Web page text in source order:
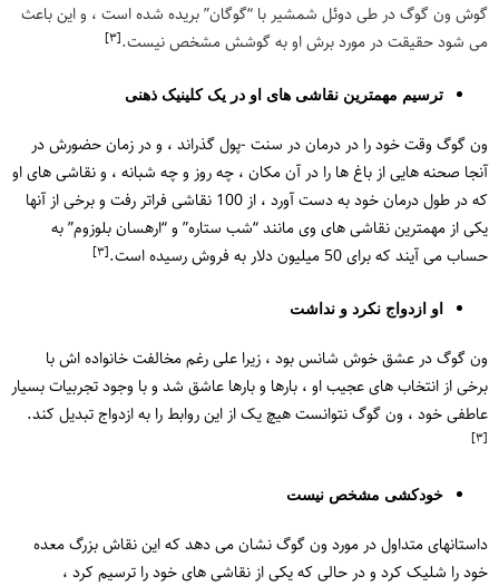
گوش ون گوگ در طی دوئل شمشیر با “گوگان” بریده شده است ، و این باعث
می شود حقیقت در مورد برش او به گوشش مشخص نیست.[٣]
ترسیم مهمترین نقاشی های او در یک کلینیک ذهنی
ون گوگ وقت خود را در درمان در سنت -پول گذراند ، و در زمان حضورش در
آنجا صحنه هایی از باغ ها را در آن مکان ، چه روز و چه شبانه ، و نقاشی های او
که در طول درمان خود به دست آورد ، از 100 نقاشی فراتر رفت و برخی از آنها
یکی از مهمترین نقاشی های وی مانند “شب ستاره” و “ارهسان بلوزوم” به
حساب می آیند که برای 50 میلیون دلار به فروش رسیده است.
[٣]
او ازدواج نکرد و نداشت
ون گوگ در عشق خوش شانس بود ، زیرا علی رغم مخالفت خانواده اش با
برخی از انتخاب های عجیب او ، بارها و بارها عاشق شد و با وجود تجربیات بسیار
عاطفی خود ، ون گوگ نتوانست هیچ یک از این روابط را به ازدواج تبدیل کند.
[٣]
خودکشی مشخص نیست
داستانهای متداول در مورد ون گوگ نشان می دهد که این نقاش بزرگ معده
خود را شلیک کرد و در حالی که یکی از نقاشی های خود را ترسیم کرد ،